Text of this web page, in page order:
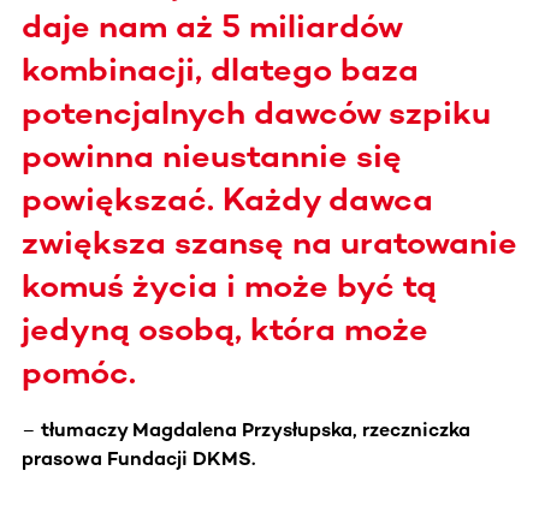
daje nam aż 5 miliardów
kombinacji, dlatego baza
potencjalnych dawców szpiku
powinna nieustannie się
powiększać. Każdy dawca
zwiększa szansę na uratowanie
komuś życia i może być tą
jedyną osobą, która może
pomóc.
– tłumaczy Magdalena Przysłupska, rzeczniczka
prasowa Fundacji DKMS.